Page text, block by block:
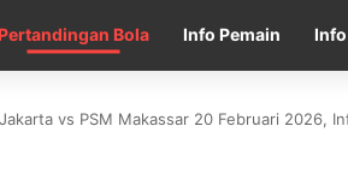
Bola Info Pemain
vs PSM Makassar 20 Februari 2026,